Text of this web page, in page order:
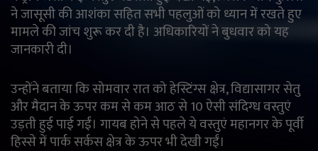
टेक्नोलॉजी
ई-पेपर
Language
English Arabic
ने जासूसी की आशंका सहित सभी पहलुओं को ध्यान में रखते हुए
मामले की जांच शुरू कर दी है। अधिकारियों ने बुधवार को यह
जानकारी दी।
उन्होंने बताया कि सोमवार रात को हेस्टिंग्स क्षेत्र, विद्यासागर सेतु
और मैदान के ऊपर कम से कम आठ से 10 ऐसी संदिग्ध वस्तुएं
उड़ती हुई पाई गईं। गायब होने से पहले ये वस्तुएं महानगर के पूर्वी
हिस्से में पार्क सर्कस क्षेत्र के ऊपर भी देखी गईं।